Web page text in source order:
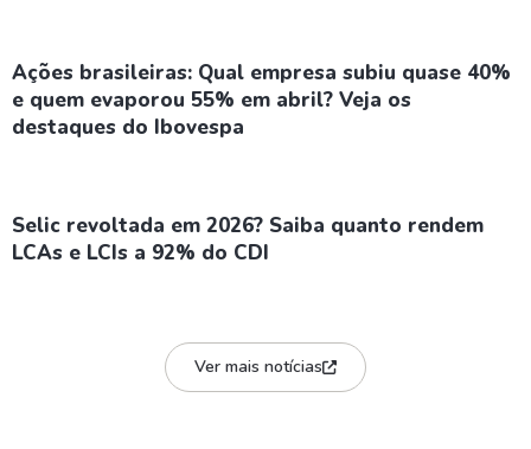
Ações brasileiras: Qual empresa subiu quase 40%
e quem evaporou 55% em abril? Veja os
destaques do Ibovespa
Selic revoltada em 2026? Saiba quanto rendem
LCAs e LCIs a 92% do CDI
Ver mais notícias